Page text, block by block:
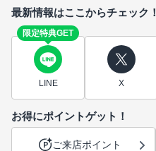
最新情報はここからチェック！
限定特典GET
LINE X
お得にポイントゲット！
ご来店ポイント